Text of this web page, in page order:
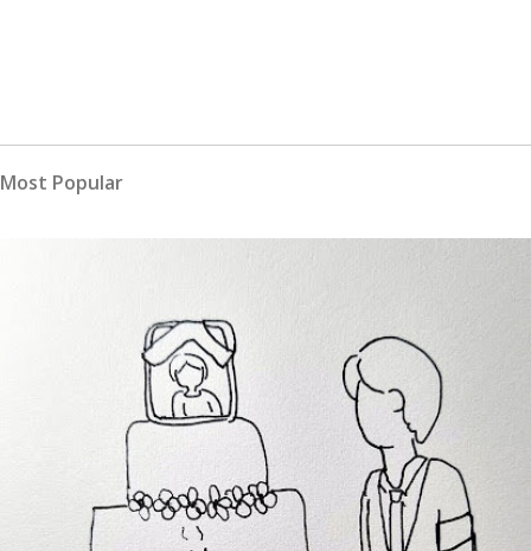
Most Popular